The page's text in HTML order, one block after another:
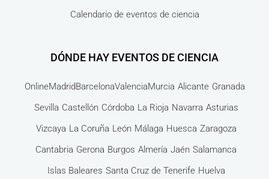
Calendario de eventos de ciencia
DÓNDE HAY EVENTOS DE CIENCIA
OnlineMadridBarcelonaValenciaMurcia Alicante Granada
Sevilla Castellón Córdoba La Rioja Navarra Asturias
Vizcaya La Coruña León Málaga Huesca Zaragoza
Cantabria Gerona Burgos Almería Jaén Salamanca
Islas Baleares Santa Cruz de Tenerife Huelva